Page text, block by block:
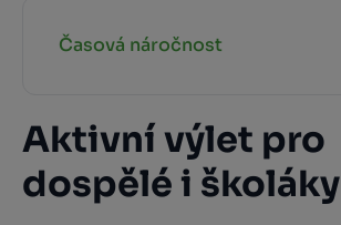
Časová náročnost
Aktivní výlet pro
dospělé i školáky